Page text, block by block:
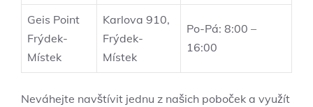
Geis Point
Frýdek-
Místek
Karlova 910,
Frýdek-
Místek
Po-Pá: 8:00 –
16:00
Neváhejte navštívit jednu z našich poboček a využít